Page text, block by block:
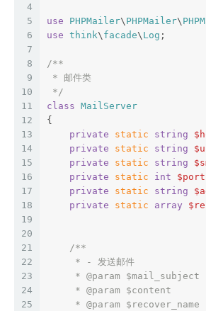
4
5
6
7
8
9
10
11
12
13
14
15
16
17
18
19
20
21
22
23
24
25
use PHPMailer\ PHPMailer\
use think\ facade\ Log ;
/**
* 邮件类
*/
class MailServer
{
private
static string
private
static string
private
static string
private
static int $port
private
static string
private
static array
/**
     * - 发送邮件
     *
@param $mail_subject
     *
@param $content
     *
@param $recover_name